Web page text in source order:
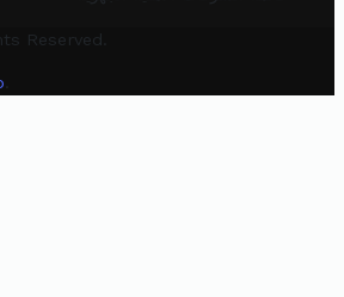
Reserved.